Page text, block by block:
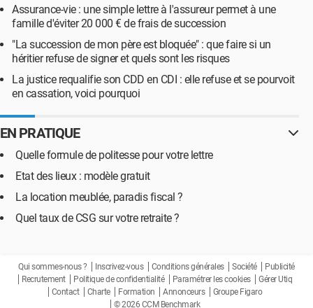
Assurance-vie : une simple lettre à l'assureur permet à une
famille d'éviter 20 000 € de frais de succession
"La succession de mon père est bloquée" : que faire si un
héritier refuse de signer et quels sont les risques
La justice requalifie son CDD en CDI : elle refuse et se pourvoit
en cassation, voici pourquoi
EN PRATIQUE
Quelle formule de politesse pour votre lettre
Etat des lieux : modèle gratuit
La location meublée, paradis fiscal ?
Quel taux de CSG sur votre retraite ?
Qui sommes-nous ? Inscrivez-vous Conditions générales Société
Publicité
Recrutement
Politique de confidentialité Paramétrer les cookies
Gérer Utiq
Contact
Charte Formation Annonceurs
Groupe Figaro
© 2026 CCM Benchmark